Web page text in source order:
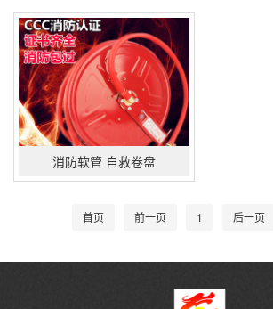
消防软管 自救卷盘
首页 前一页 1 后一页